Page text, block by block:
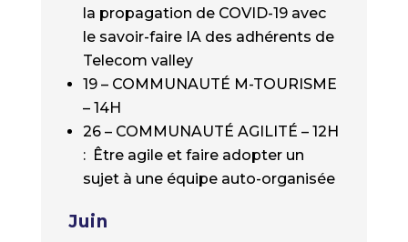
la propagation de COVID-19 avec
le savoir-faire IA des adhérents de
Telecom valley
19 – COMMUNAUTÉ M-TOURISME
– 14H
26 – COMMUNAUTÉ AGILITÉ – 12H
: Être agile et faire adopter un
sujet à une équipe auto-organisée
Juin